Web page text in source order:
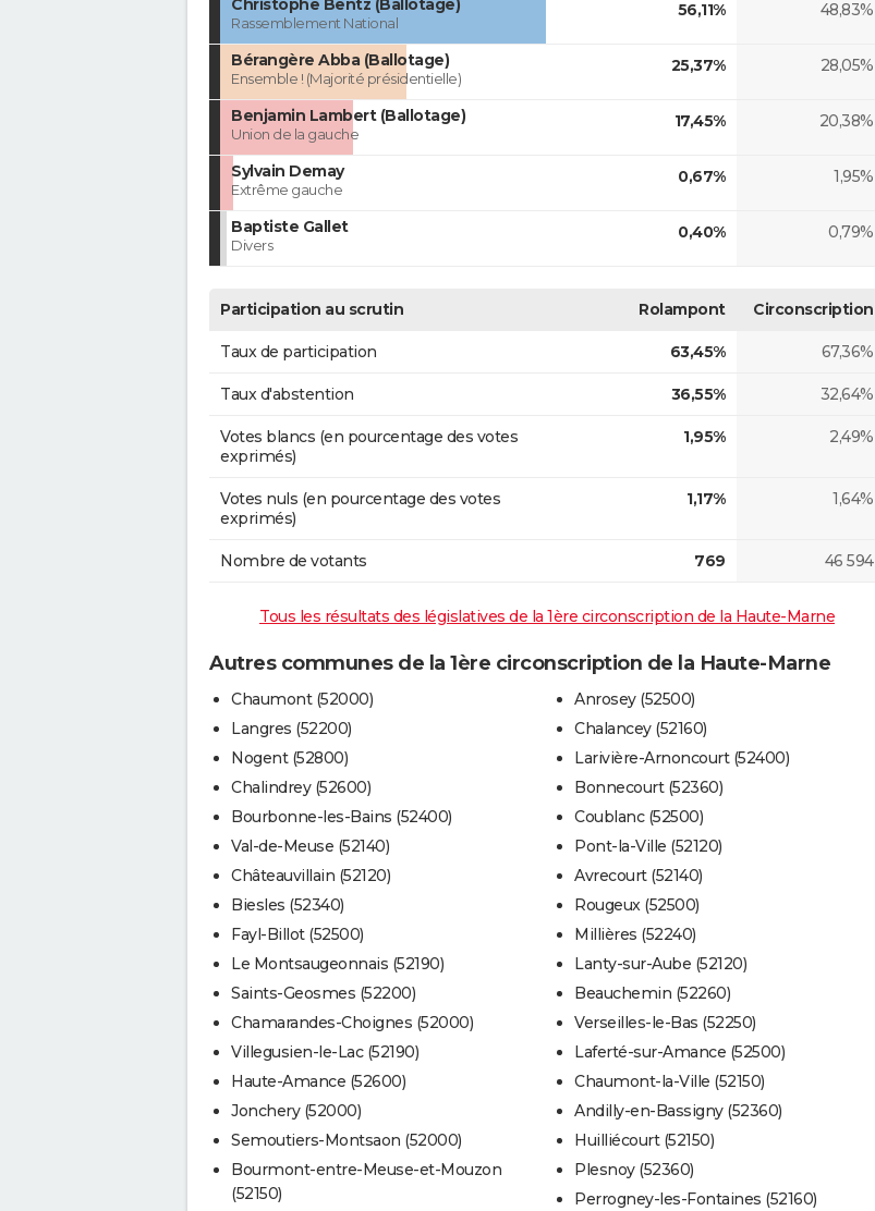
Christophe Bentz (Ballotage)
Rassemblement National
56,11% 48,83%
Bérangère Abba (Ballotage)
Ensemble ! (Majorité présidentielle)
25,37% 28,05%
Benjamin Lambert (Ballotage)
Union de la gauche
17,45% 20,38%
Sylvain Demay
Extrême gauche
0,67% 1,95%
Baptiste Gallet
Divers
0,40% 0,79%
Participation au scrutin Rolampont Circonscription
Taux de participation 63,45% 67,36%
Taux d'abstention 36,55% 32,64%
Votes blancs (en pourcentage des votes
exprimés)
1,95% 2,49%
Votes nuls (en pourcentage des votes
exprimés)
1,17% 1,64%
Nombre de votants 769 46 594
Tous les résultats des législatives de la 1ère circonscription de la Haute-Marne
Autres communes de la 1ère circonscription de la Haute-Marne
Chaumont (52000)
Langres (52200)
Nogent (52800)
Chalindrey (52600)
Bourbonne-les-Bains (52400)
Val-de-Meuse (52140)
Châteauvillain (52120)
Biesles (52340)
Fayl-Billot (52500)
Le Montsaugeonnais (52190)
Saints-Geosmes (52200)
Chamarandes-Choignes (52000)
Villegusien-le-Lac (52190)
Haute-Amance (52600)
Jonchery (52000)
Semoutiers-Montsaon (52000)
Bourmont-entre-Meuse-et-Mouzon
(52150)
Anrosey (52500)
Chalancey (52160)
Larivière-Arnoncourt (52400)
Bonnecourt (52360)
Coublanc (52500)
Pont-la-Ville (52120)
Avrecourt (52140)
Rougeux (52500)
Millières (52240)
Lanty-sur-Aube (52120)
Beauchemin (52260)
Verseilles-le-Bas (52250)
Laferté-sur-Amance (52500)
Chaumont-la-Ville (52150)
Andilly-en-Bassigny (52360)
Huilliécourt (52150)
Plesnoy (52360)
Perrogney-les-Fontaines (52160)